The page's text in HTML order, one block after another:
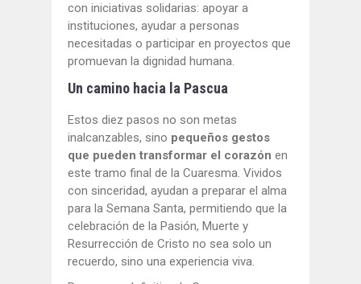
con iniciativas solidarias: apoyar a
instituciones, ayudar a personas
necesitadas o participar en proyectos que
promuevan la dignidad humana.
Un camino hacia la Pascua
Estos diez pasos no son metas
inalcanzables, sino pequeños gestos
que pueden transformar el corazón en
este tramo final de la Cuaresma. Vividos
con sinceridad, ayudan a preparar el alma
para la Semana Santa, permitiendo que la
celebración de la Pasión, Muerte y
Resurrección de Cristo no sea solo un
recuerdo, sino una experiencia viva.